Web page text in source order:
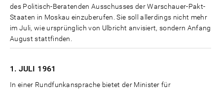
des Politisch-Beratenden Ausschusses der Warschauer-Pakt-
Staaten in Moskau einzuberufen. Sie soll allerdings nicht mehr
im Juli, wie ursprünglich von Ulbricht anvisiert, sondern Anfang
August stattfinden.
1. JULI 1961
In einer Rundfunkansprache bietet der Minister für